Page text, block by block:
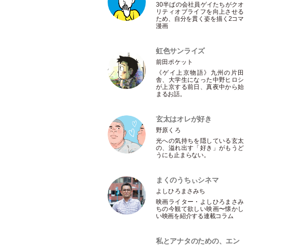
30半ばの会社員ゲイたちがクオ
リティオブライフを向上させる
ため、自分を貫く姿を描く2コマ
漫画
虹色サンライズ
前田ポケット
《ゲイ上京物語》九州の片田
舎、大学生になった中野ヒロシ
が上京する前日、真夜中から始
まるお話。
玄太はオレが好き
野原くろ
光への気持ちを隠している玄太
の、溢れ出す 「好き 」がもうど
うにも止まらない。
まくのうちぃシネマ
よしひろまさみち
映画ライター ・ よしひろまさみ
ちの今観て欲しい映画〜懐かし
い映画を紹介する連載コラム
私とアナタのための、エン